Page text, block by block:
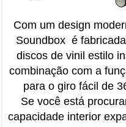
Com um design
Soundbox é
discos de vinil estilo
combinação com a
para o giro fácil de
Se você está
capacidade interior